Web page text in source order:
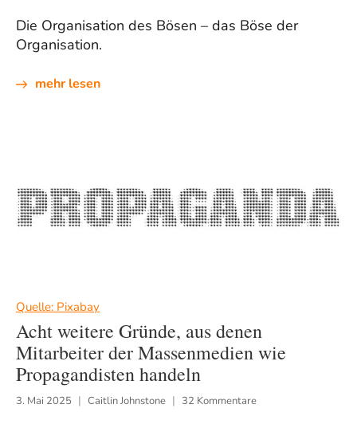
Die Organisation des Bösen – das Böse der
Organisation.
mehr lesen
Quelle: Pixabay
Acht weitere Gründe, aus denen
Mitarbeiter der Massenmedien wie
Propagandisten handeln
3. Mai 2025 Caitlin Johnstone 32 Kommentare